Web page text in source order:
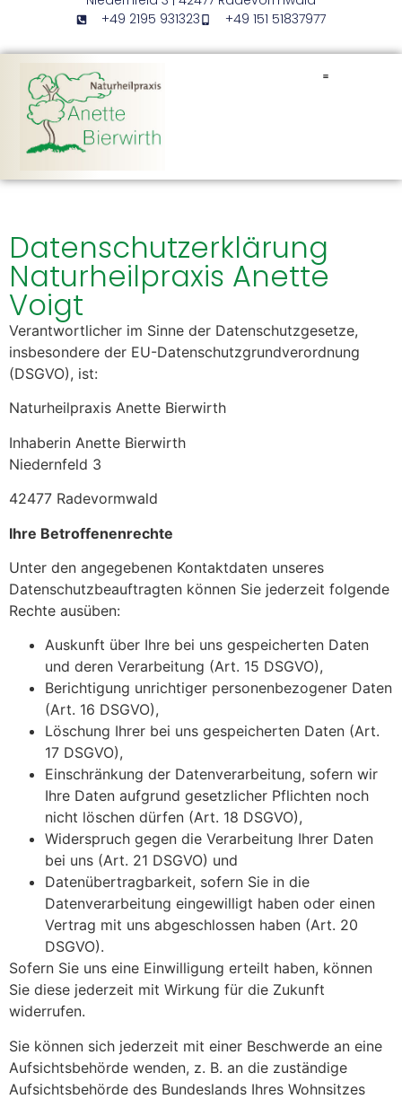
+49 2195 931323
+49 151 51837977
Datenschutzerklärung
Naturheilpraxis Anette
Voigt
Verantwortlicher im Sinne der Datenschutzgesetze,
insbesondere der EU-Datenschutzgrundverordnung
(DSGVO), ist:
Naturheilpraxis Anette Bierwirth
Inhaberin Anette Bierwirth
Niedernfeld 3
42477 Radevormwald
Ihre Betroffenenrechte
Unter den angegebenen Kontaktdaten unseres
Datenschutzbeauftragten können Sie jederzeit folgende
Rechte ausüben:
Auskunft über Ihre bei uns gespeicherten Daten
und deren Verarbeitung (Art. 15 DSGVO),
Berichtigung unrichtiger personenbezogener Daten
(Art. 16 DSGVO),
Löschung Ihrer bei uns gespeicherten Daten (Art.
17 DSGVO),
Einschränkung der Datenverarbeitung, sofern wir
Ihre Daten aufgrund gesetzlicher Pflichten noch
nicht löschen dürfen (Art. 18 DSGVO),
Widerspruch gegen die Verarbeitung Ihrer Daten
bei uns (Art. 21 DSGVO) und
Datenübertragbarkeit, sofern Sie in die
Datenverarbeitung eingewilligt haben oder einen
Vertrag mit uns abgeschlossen haben (Art. 20
DSGVO).
Sofern Sie uns eine Einwilligung erteilt haben, können
Sie diese jederzeit mit Wirkung für die Zukunft
widerrufen.
Sie können sich jederzeit mit einer Beschwerde an eine
Aufsichtsbehörde wenden, z. B. an die zuständige
Aufsichtsbehörde des Bundeslands Ihres Wohnsitzes